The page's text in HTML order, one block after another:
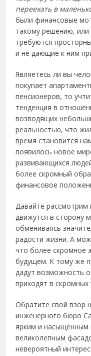
переехать в
были финансовые
такому решению,
требуются
и не дающие к ним
Являетесь ли вы
покупает
пенсионеров, то
тенденция в
возводящих
реальностью, что
время становится
появилось новое
развивающихся
более скромный
финансовое
Давайте
движутся в сторону
обмениваясь
радости жизни. А
что более скромное
будущем. К тому же
дадут возможность
приходят в скромных
Обратите свой взор
инженерного бюро
ярким и насыщенным
великолепным
невероятный интерес.